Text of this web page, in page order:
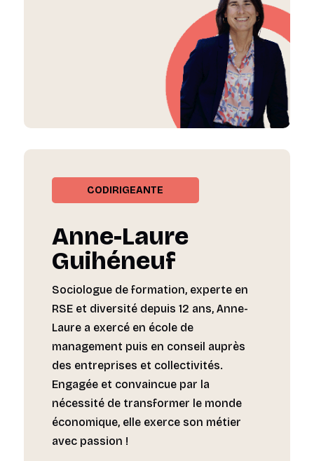
CODIRIGEANTE
Anne-Laure
Guihéneuf
Sociologue de formation, experte en
RSE et diversité depuis 12 ans, Anne-
Laure a exercé en école de
management puis en conseil auprès
des entreprises et collectivités.
Engagée et convaincue par la
nécessité de transformer le monde
économique, elle exerce son métier
avec passion !